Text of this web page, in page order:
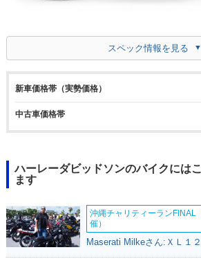
スペック情報を見る
新車価格帯（実勢価格）
中古車価格帯
ハーレーダビッドソンのバイクには
ます
沖縄チャリティーランFINAL
催）